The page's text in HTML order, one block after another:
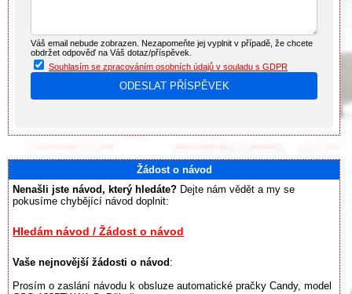
Váš email nebude zobrazen. Nezapomeňte jej vyplnit v případě, že chcete
obdržet odpověď na Váš dotaz/příspěvek.
Souhlasím se zpracováním osobních údajů v souladu s GDPR
Žádost o návod
Nenašli jste návod, který hledáte? Dejte nám vědět a my se
pokusíme chybějící návod doplnit:
Hledám návod / Žádost o návod
Vaše nejnovější žádosti o návod :
Prosím o zaslání návodu k obsluze automatické pračky Candy, model